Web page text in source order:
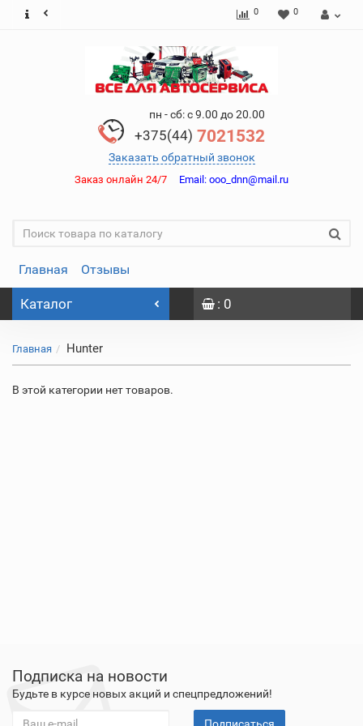
0 0
пн - сб: с 9.00 до 20.00
+375(44) 7021532
Заказать обратный звонок
Заказ онлайн 24/7 Email: ooo_dnn@mail.ru
Главная Отзывы
Каталог : 0
Главная Hunter
В этой категории нет товаров.
Подписка на новости
Будьте в курсе новых акций и спецпредложений!